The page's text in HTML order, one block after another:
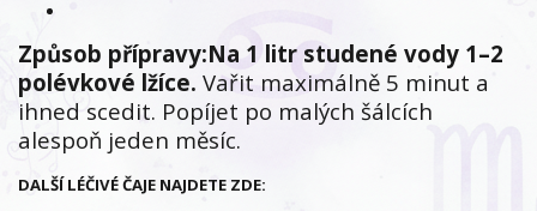
Způsob přípravy:Na 1 litr studené vody 1–2
polévkové lžíce. Vařit maximálně 5 minut a
ihned scedit. Popíjet po malých šálcích
alespoň jeden měsíc.
DALŠÍ LÉČIVÉ ČAJE NAJDETE ZDE: